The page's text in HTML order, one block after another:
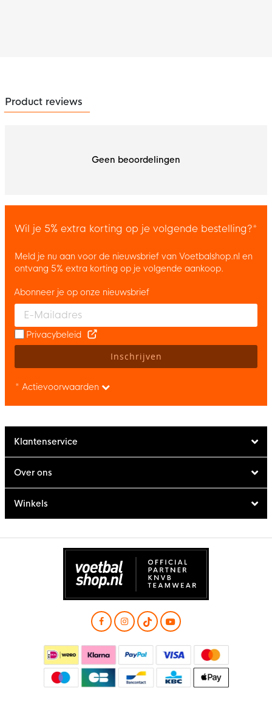
Product reviews
Geen beoordelingen
Wil je 5% extra korting op je volgende bestelling?*
Meld je nu aan voor de nieuwsbrief van Voetbalshop.nl en
ontvang 5% extra korting op je volgende aankoop.
Enter your email and accept the privacy policy to subscribe to
Abonneer je op onze nieuwsbrief
Privacybeleid
Inschrijven
* Actievoorwaarden
Klantenservice
Over ons
Winkels